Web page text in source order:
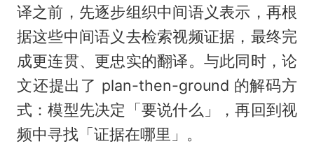
译之前，先逐步组织中间语义表示，再根
据这些中间语义去检索视频证据，最终完
成更连贯、更忠实的翻译。与此同时，论
文还提出了 plan-then-ground 的解码方
式：模型先决定「要说什么」，再回到视
频中寻找「证据在哪里」。